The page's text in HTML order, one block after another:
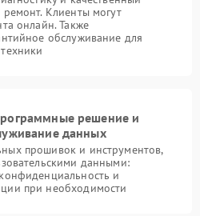
Клиенты могут
онлайн. Также
обслуживание для
решение и
данных
прошивок и инструментов,
данными:
и
при необходимости